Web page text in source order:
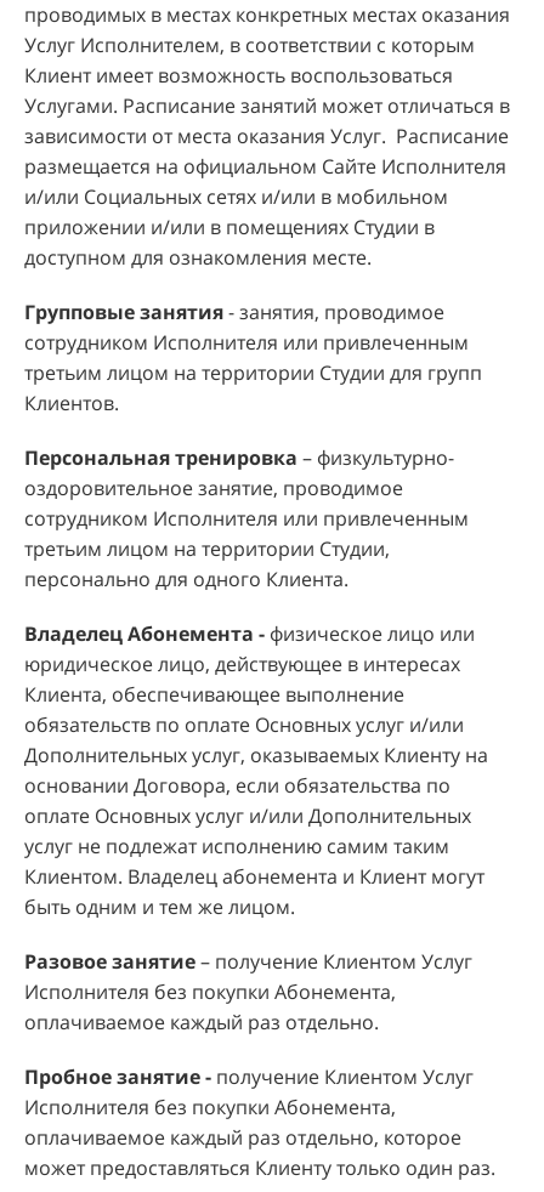
проводимых в местах конкретных местах оказания
Услуг Исполнителем, в соответствии с которым
Клиент имеет возможность воспользоваться
Услугами. Расписание занятий может отличаться в
зависимости от места оказания Услуг. Расписание
размещается на официальном Сайте Исполнителя
и/или Социальных сетях и/или в мобильном
приложении и/или в помещениях Студии в
доступном для ознакомления месте.
Групповые занятия- занятия, проводимое
сотрудником Исполнителя или привлеченным
третьим лицом на территории Студии для групп
Клиентов.
Персональная тренировка – физкультурно-
оздоровительное занятие, проводимое
сотрудником Исполнителя или привлеченным
третьим лицом на территории Студии,
персонально для одного Клиента.
Владелец Абонемента - физическое лицо или
юридическое лицо, действующее в интересах
Клиента, обеспечивающее выполнение
обязательств по оплате Основных услуг и/или
Дополнительных услуг, оказываемых Клиенту на
основании Договора, если обязательства по
оплате Основных услуг и/или Дополнительных
услуг не подлежат исполнению самим таким
Клиентом. Владелец абонемента и Клиент могут
быть одним и тем же лицом.
Разовое занятие– получение Клиентом Услуг
Исполнителя без покупки Абонемента,
оплачиваемое каждый раз отдельно.
Пробное занятие - получение Клиентом Услуг
Исполнителя без покупки Абонемента,
оплачиваемое каждый раз отдельно, которое
может предоставляться Клиенту только один раз.